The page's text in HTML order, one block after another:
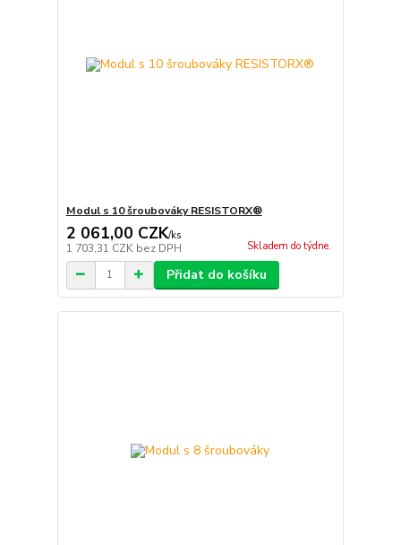
Modul s 10 šroubováky RESISTORX®
2 061,00 CZK/ks
1 703,31 CZK bez DPH Skladem do týdne.
Přidat do košíku